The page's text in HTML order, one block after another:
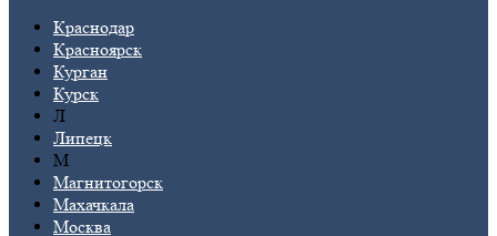
Краснодар
Красноярск
Курган
Курск
Л
Липецк
М
Магнитогорск
Махачкала
Москва